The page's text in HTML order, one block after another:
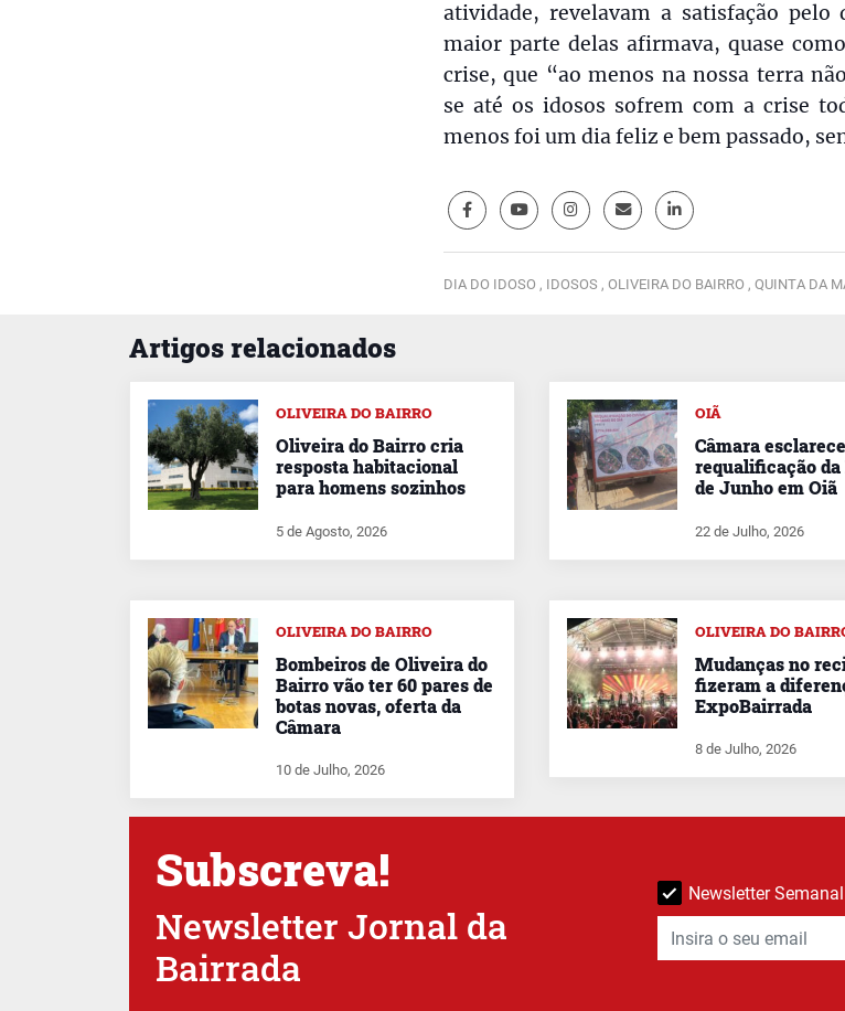
atividade, revelavam a satisfação pelo
maior parte delas afirmava, quase
crise, que “ao menos na nossa terra
se até os idosos sofrem com a crise
menos foi um dia feliz e bem passado,
DIA DO IDOSO , IDOSOS , OLIVEIRA DO BAIRRO , QUINTA DA
Artigos relacionados
OLIVEIRA DO BAIRRO
Oliveira do Bairro cria
resposta habitacional
para homens sozinhos
5 de Agosto, 2026
OIÃ
Câmara
requalificação da
de Junho em Oiã
22 de Julho, 2026
OLIVEIRA DO BAIRRO
Bombeiros de Oliveira do
Bairro vão ter 60 pares de
botas novas, oferta da
Câmara
10 de Julho, 2026
OLIVEIRA DO
Mudanças no
fizeram a
ExpoBairrada
8 de Julho, 2026
Subscreva!
Newsletter Jornal da
Bairrada
Newsletter Semanal